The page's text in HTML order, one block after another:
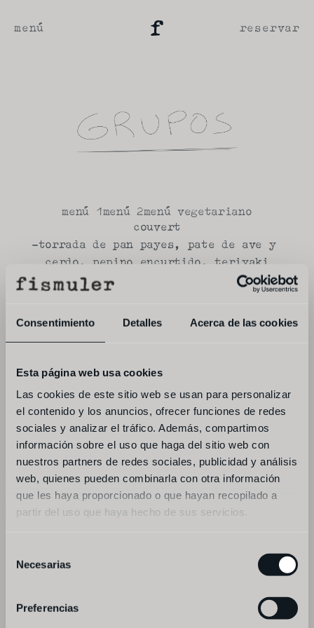
Consentimiento Detalles Acerca de las cookies
Esta página web usa cookies
Las cookies de este sitio web se usan para personalizar
el contenido y los anuncios, ofrecer funciones de redes
sociales y analizar el tráfico. Además, compartimos
información sobre el uso que haga del sitio web con
nuestros partners de redes sociales, publicidad y análisis
web, quienes pueden combinarla con otra información
que les haya proporcionado o que hayan recopilado a
partir del uso que haya hecho de sus servicios.
Necesarias
Preferencias
menú reservar
menú 1menú 2menú vegetariano
couvert
-torrada de pan payes, pate de ave y
cerdo, pepino encurtido, teriyaki
entrante a elegir
-burrata, mole verde, bimis fritos
-zanahorias braseadas, curry de kalamansi,
pomelo
-col asada, miso, ajo negro, hierba luisa
--
-escalope san román, huevo y trufa
-corvina a la parrilla, col, kimchi